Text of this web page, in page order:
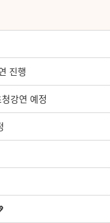
진행
강연 예정